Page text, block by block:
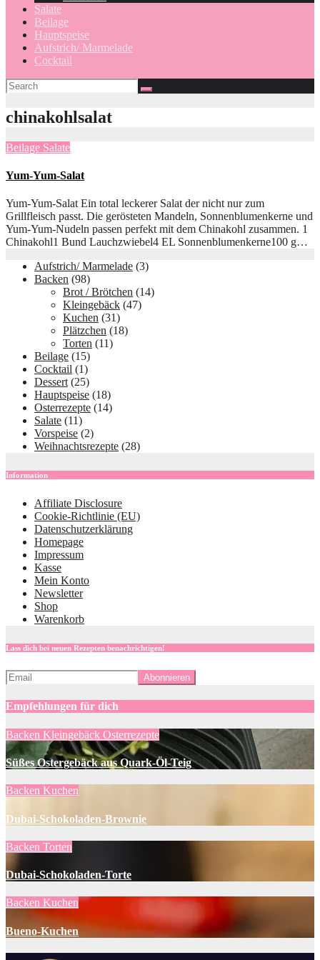
Salate
Beilage
Hauptspeise
Aufstrich/ Marmelade
Cocktail
chinakohlsalat
Beilage Salate
Yum-Yum-Salat
Yum-Yum-Salat Ein total leckerer Salat der nicht nur zum
Grillfleisch passt. Die gerösteten Mandeln, Sonnenblumenkerne und
Yum-Yum-Nudeln passen perfekt mit dem Chinakohl zusammen. 1
Chinakohl1 Bund Lauchzwiebel4 EL Sonnenblumenkerne100 g…
Aufstrich/ Marmelade (3)
Backen (98)
Brot / Brötchen (14)
Kleingebäck (47)
Kuchen (31)
Plätzchen (18)
Torten (11)
Beilage (15)
Cocktail (1)
Dessert (25)
Hauptspeise (18)
Osterrezepte (14)
Salate (11)
Vorspeise (2)
Weihnachtsrezepte (28)
Information
Affiliate Disclosure
Cookie-Richtlinie (EU)
Datenschutzerklärung
Homepage
Impressum
Kasse
Mein Konto
Newsletter
Shop
Warenkorb
Lass dich bei neuen Rezepten benachrichtigen!
Empfehlungen für dich
Backen Kleingebäck Osterrezepte
Süßes Ostergebäck aus Quark-Öl-Teig
Backen Kuchen
Dubai-Schokoladen-Brownie
Backen Torten
Dubai-Schokoladen-Torte
Backen Kuchen
Bueno-Kuchen